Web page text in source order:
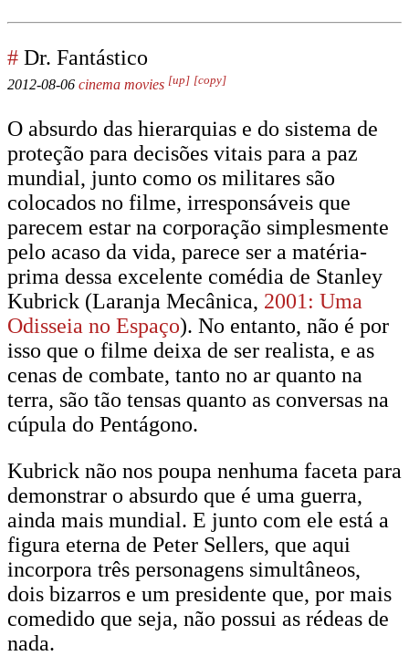
# Dr. Fantástico
2012-08-06 cinema movies [up] [copy]
O absurdo das hierarquias e do sistema de
proteção para decisões vitais para a paz
mundial, junto como os militares são
colocados no filme, irresponsáveis que
parecem estar na corporação simplesmente
pelo acaso da vida, parece ser a matéria-
prima dessa excelente comédia de Stanley
Kubrick (Laranja Mecânica, 2001: Uma
Odisseia no Espaço). No entanto, não é por
isso que o filme deixa de ser realista, e as
cenas de combate, tanto no ar quanto na
terra, são tão tensas quanto as conversas na
cúpula do Pentágono.
Kubrick não nos poupa nenhuma faceta para
demonstrar o absurdo que é uma guerra,
ainda mais mundial. E junto com ele está a
figura eterna de Peter Sellers, que aqui
incorpora três personagens simultâneos,
dois bizarros e um presidente que, por mais
comedido que seja, não possui as rédeas de
nada.